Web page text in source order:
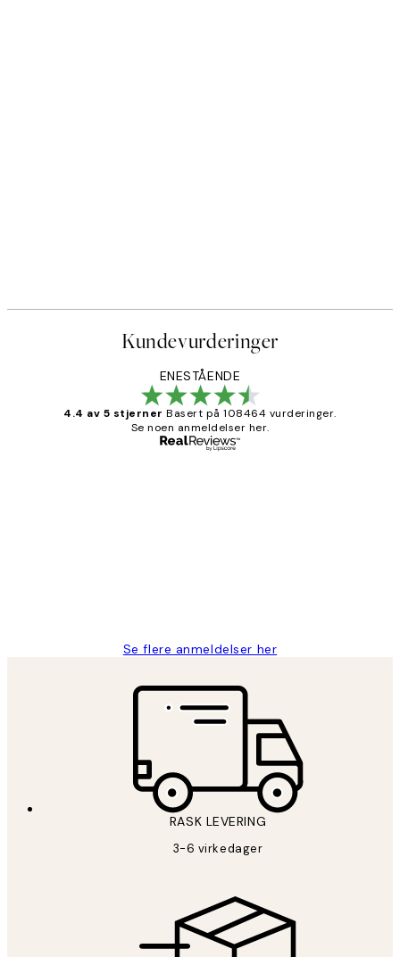
Kundevurderinger
ENESTÅENDE
4.4 av 5 stjerner Basert på 108464 vurderinger.
Se noen anmeldelser her.
Se flere anmeldelser her
RASK LEVERING
3-6 virkedager